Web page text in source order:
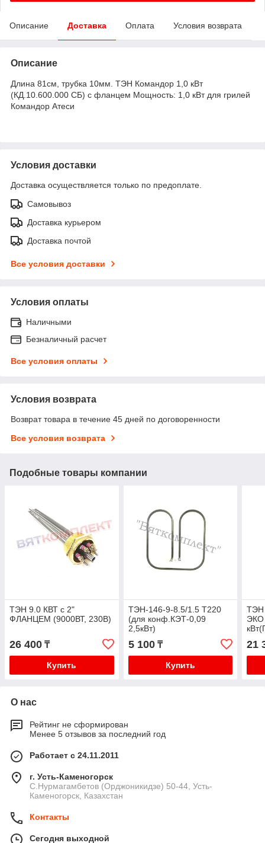
Описание Доставка Оплата Условия возврата
Описание
Длина 81см, трубка 10мм. ТЭН Командор 1,0 кВт
(КД.10.600.000 СБ) с фланцем Мощность: 1,0 кВт для грилей
Командор Атеси
Условия доставки
Доставка осуществляется только по предоплате.
Самовывоз
Доставка курьером
Доставка почтой
Все условия доставки
Условия оплаты
Наличными
Безналичный расчет
Все условия оплаты
Условия возврата
Возврат товара в течение 45 дней по договоренности
Все условия возврата
Подобные товары компании
ТЭН 9.0 КВТ с 2"
ФЛАНЦЕМ (9000ВТ, 230В)
26 400 ₸
Купить
ТЭН-146-9-8.5/1.5 Т220
(для конф.КЭТ-0,09
2,5кВт)
5 100₸
Купить
ТЭН
ЭКО
21
О нас
Рейтинг не сформирован
Менее 5 отзывов за последний год
Работает с 24.11.2011
г. Усть-Каменогорск
С.Нурмагамбетов (Орджоникидзе) 50-44, Усть-
Каменогорск, Казахстан
Контакты
Сегодня выходной